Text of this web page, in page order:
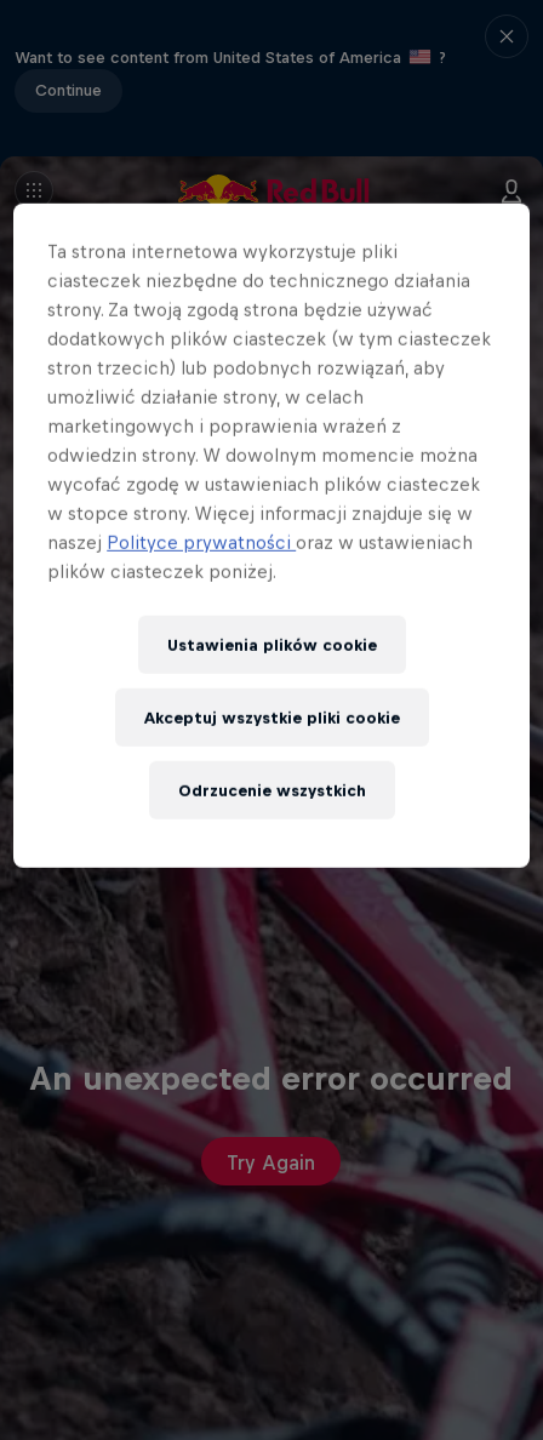
Want to see content from United States of America
?
Continue
An unexpected error occurred
Try Again
Ta strona internetowa wykorzystuje pliki
ciasteczek niezbędne do technicznego działania
strony. Za twoją zgodą strona będzie używać
dodatkowych plików ciasteczek (w tym ciasteczek
stron trzecich) lub podobnych rozwiązań, aby
umożliwić działanie strony, w celach
marketingowych i poprawienia wrażeń z
odwiedzin strony. W dowolnym momencie można
wycofać zgodę w ustawieniach plików ciasteczek
w stopce strony. Więcej informacji znajduje się w
naszej Polityce prywatnościoraz w ustawieniach
plików ciasteczek poniżej.
Ustawienia plików cookie
Odrzucenie wszystkich
Akceptuj wszystkie pliki cookie